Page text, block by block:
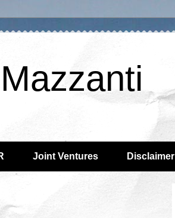
Joint Ventures Disclaimer